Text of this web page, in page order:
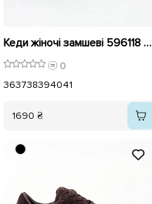
Кеди жіночі замшеві 596118 Коричневі
0
363738394041
1690 ₴